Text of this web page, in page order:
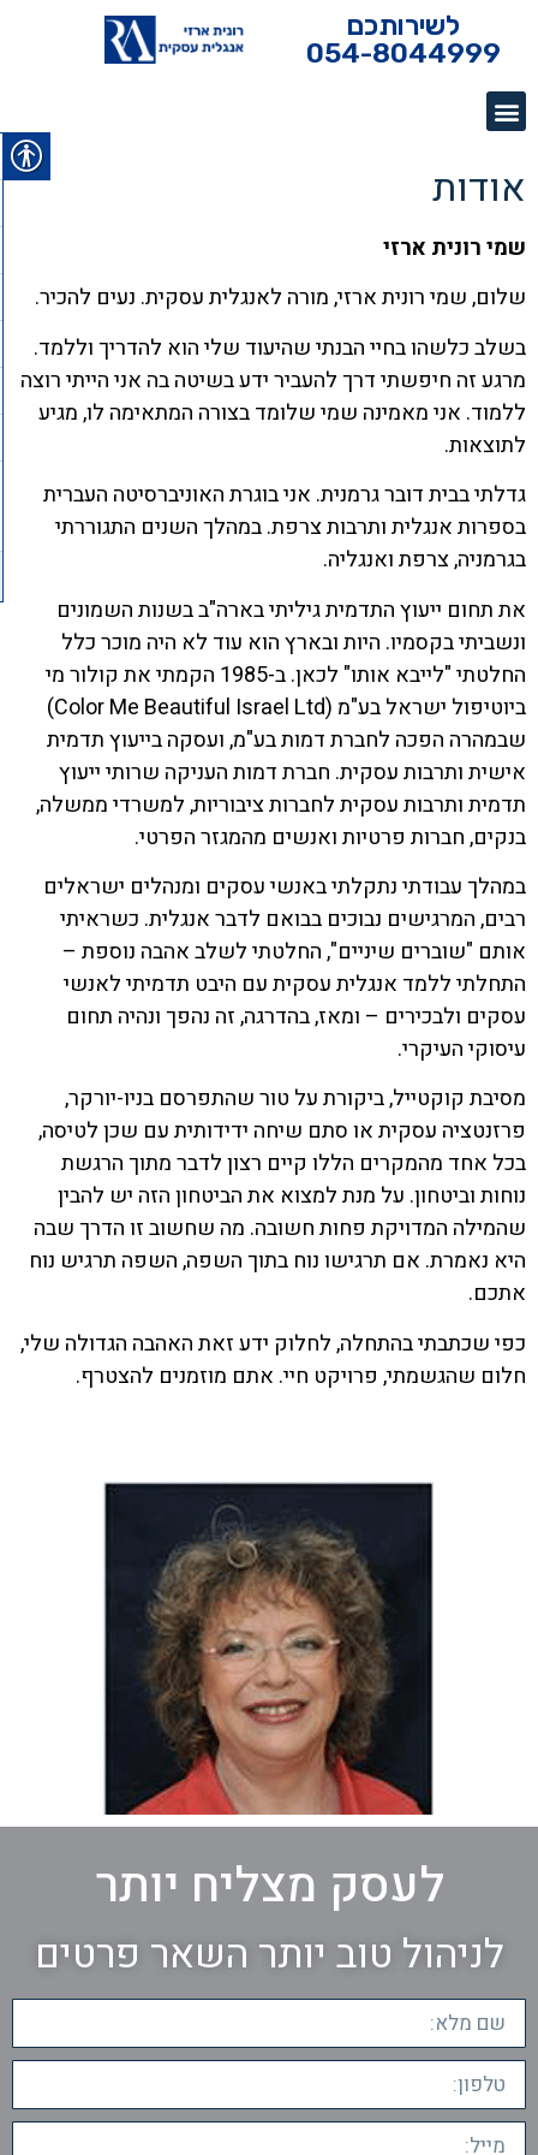
לשירותכם
054-8044999
אודות
שמי רונית ארזי
שלום, שמי רונית ארזי, מורה לאנגלית עסקית. נעים להכיר.
בשלב כלשהו בחיי הבנתי שהיעוד שלי הוא להדריך וללמד.
מרגע זה חיפשתי דרך להעביר ידע בשיטה בה אני הייתי רוצה
ללמוד. אני מאמינה שמי שלומד בצורה המתאימה לו, מגיע
לתוצאות.
גדלתי בבית דובר גרמנית. אני בוגרת האוניברסיטה העברית
בספרות אנגלית ותרבות צרפת. במהלך השנים התגוררתי
בגרמניה, צרפת ואנגליה.
את תחום ייעוץ התדמית גיליתי בארה"ב בשנות השמונים
ונשביתי בקסמיו. היות ובארץ הוא עוד לא היה מוכר כלל
החלטתי "לייבא אותו" לכאן. ב-1985 הקמתי את קולור מי
ביוטיפול ישראל בע"מ (Color Me Beautiful Israel Ltd)
שבמהרה הפכה לחברת דמות בע"מ, ועסקה בייעוץ תדמית
אישית ותרבות עסקית. חברת דמות העניקה שרותי ייעוץ
תדמית ותרבות עסקית לחברות ציבוריות, למשרדי ממשלה,
בנקים, חברות פרטיות ואנשים מהמגזר הפרטי.
במהלך עבודתי נתקלתי באנשי עסקים ומנהלים ישראלים
רבים, המרגישים נבוכים בבואם לדבר אנגלית. כשראיתי
אותם "שוברים שיניים", החלטתי לשלב אהבה נוספת –
התחלתי ללמד אנגלית עסקית עם היבט תדמיתי לאנשי
עסקים ולבכירים – ומאז, בהדרגה, זה נהפך ונהיה תחום
עיסוקי העיקרי.
מסיבת קוקטייל, ביקורת על טור שהתפרסם בניו-יורקר,
פרזנטציה עסקית או סתם שיחה ידידותית עם שכן לטיסה,
בכל אחד מהמקרים הללו קיים רצון לדבר מתוך הרגשת
נוחות וביטחון. על מנת למצוא את הביטחון הזה יש להבין
שהמילה המדויקת פחות חשובה. מה שחשוב זו הדרך שבה
היא נאמרת. אם תרגישו נוח בתוך השפה, השפה תרגיש נוח
אתכם.
כפי שכתבתי בהתחלה, לחלוק ידע זאת האהבה הגדולה שלי,
חלום שהגשמתי, פרויקט חיי. אתם מוזמנים להצטרף.
לעסק מצליח יותר
לניהול טוב יותר השאר פרטים